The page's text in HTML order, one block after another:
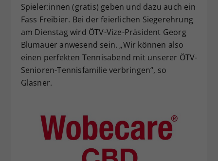
Spieler:innen (gratis) geben und dazu auch ein
Fass Freibier. Bei der feierlichen Siegerehrung
am Dienstag wird ÖTV-Vize-Präsident Georg
Blumauer anwesend sein. „Wir können also
einen perfekten Tennisabend mit unserer ÖTV-
Senioren-Tennisfamilie verbringen“, so
Glasner.